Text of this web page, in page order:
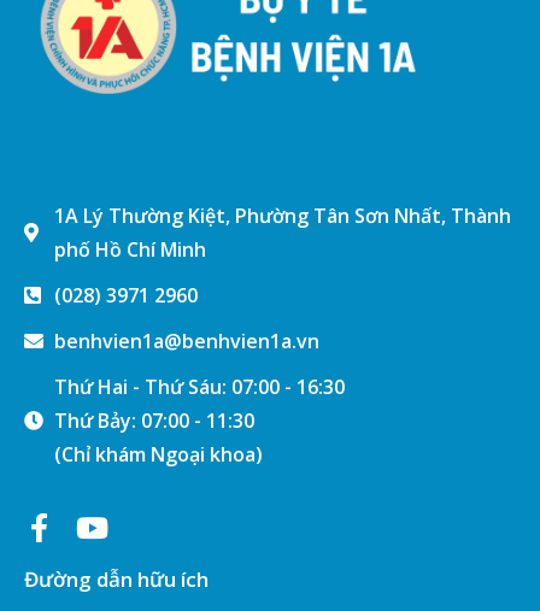
1A Lý Thường Kiệt, Phường Tân Sơn Nhất, Thành
phố Hồ Chí Minh
(028) 3971 2960
benhvien1a@benhvien1a.vn
Thứ Hai - Thứ Sáu: 07:00 - 16:30
Thứ Bảy: 07:00 - 11:30
(Chỉ khám Ngoại khoa)
Đường dẫn hữu ích